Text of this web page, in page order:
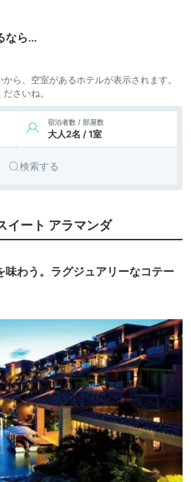
icotto 楽天トラベル
ホテル
147,465円〜
icotto
シティホ
icotto
アム
icotto 楽天トラベル
26,864円〜 25,800円〜
リゾート
icotto 楽天トラベル
ィラ・コ
ンドミニ
アム
39,330円〜
icotto
30,600円〜
楽天トラベル
リゾート
37,571円〜
icotto
41,700円〜
楽天トラベル
リゾート
ホテル
なら…
ら、空室があるホテルが表示されます。
さいね。
宿泊者数 / 部屋数
大人2名 / 1室
検索する
イート アラマンダ
味わう。ラグジュアリーなコテー